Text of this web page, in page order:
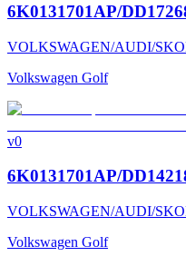
6K0131701AP/
VOLKSWAGEN/AUDI/
Volkswagen Golf
v0
6K0131701AP/
VOLKSWAGEN/AUDI/
Volkswagen Golf